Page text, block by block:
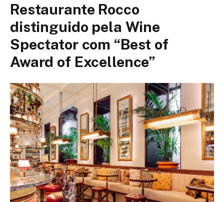
Restaurante Rocco
distinguido pela Wine
Spectator com “Best of
Award of Excellence”